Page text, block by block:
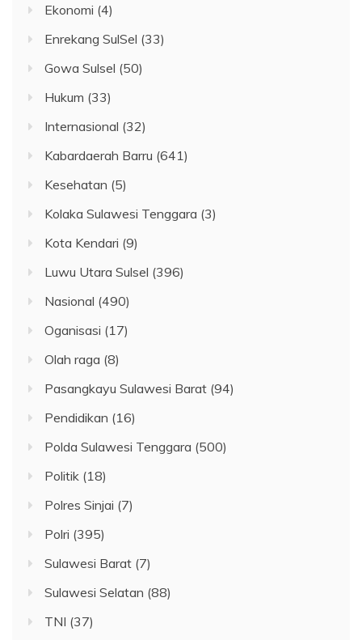
Ekonomi (4)
Enrekang SulSel (33)
Gowa Sulsel (50)
Hukum (33)
Internasional (32)
Kabardaerah Barru (641)
Kesehatan (5)
Kolaka Sulawesi Tenggara (3)
Kota Kendari (9)
Luwu Utara Sulsel (396)
Nasional (490)
Oganisasi (17)
Olah raga (8)
Pasangkayu Sulawesi Barat (94)
Pendidikan (16)
Polda Sulawesi Tenggara (500)
Politik (18)
Polres Sinjai (7)
Polri (395)
Sulawesi Barat (7)
Sulawesi Selatan (88)
TNI (37)